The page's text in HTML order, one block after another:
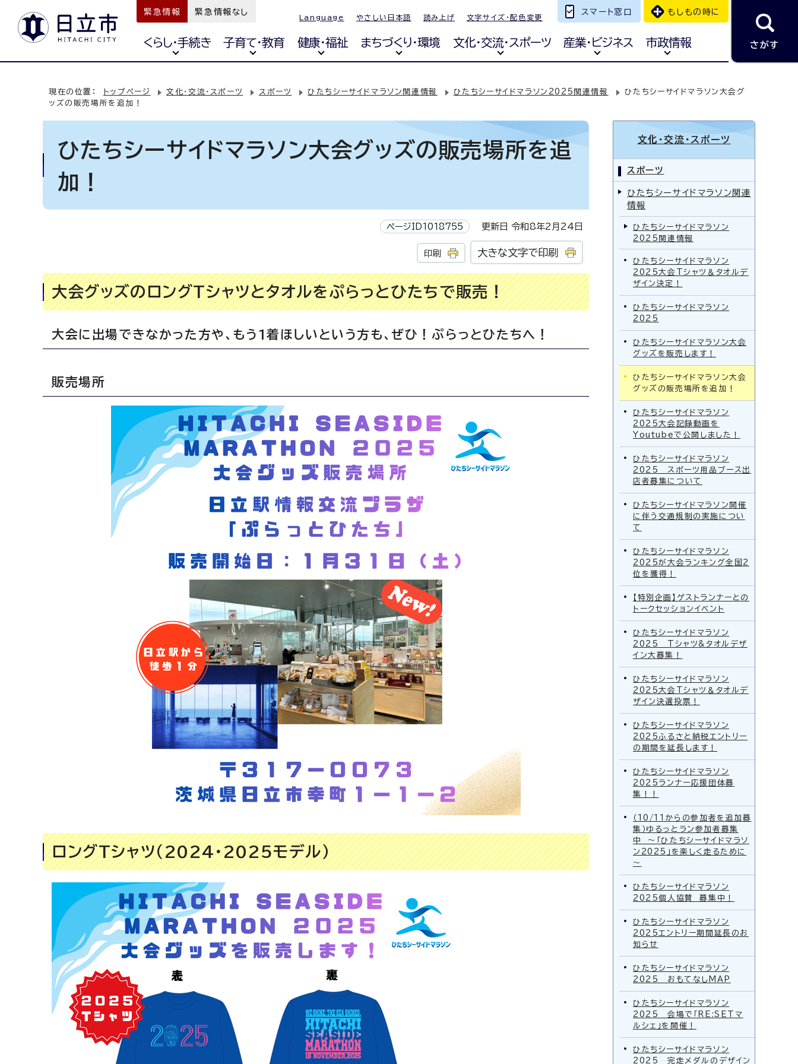
緊急情報 緊急情報なし
Language やさしい日本語 読み上げ 文字サイズ・配色変更
スマート窓口 もしもの時に
くらし・手続き 子育て・教育 健康・福祉 まちづくり・環境 文化・交流・スポーツ 産業・ビジネス 市政情報 さがす
現在の位置： トップページ 文化・交流・スポーツ スポーツ ひたちシーサイドマラソン関連情報 ひたちシーサイドマラソン2025関連情報
ひたちシーサイドマラソン大会グ
ッズの販売場所を追加！
ひたちシーサイドマラソン大会グッズの販売場所を追
加！
ページID1018755 更新日 令和8年2月24日
印刷 大きな文字で印刷
大会グッズのロングTシャツとタオルをぷらっとひたちで販売！
大会に出場できなかった方や、もう1着ほしいという方も、ぜひ！ぷらっとひたちへ！
販売場所
ロングTシャツ（2024・2025モデル）
文化・交流・スポーツ
スポーツ
ひたちシーサイドマラソン関連
情報
ひたちシーサイドマラソン
2025関連情報
ひたちシーサイドマラソン
2025大会Tシャツ＆タオルデ
ザイン決定！
ひたちシーサイドマラソン
2025
ひたちシーサイドマラソン大会
グッズを販売します！
ひたちシーサイドマラソン大会
グッズの販売場所を追加！
ひたちシーサイドマラソン
2025大会記録動画を
Youtubeで公開しました！
ひたちシーサイドマラソン
2025 スポーツ用品ブース出
店者募集について
ひたちシーサイドマラソン開催
に伴う交通規制の実施につい
て
ひたちシーサイドマラソン
2025が大会ランキング全国2
位を獲得！
【特別企画】ゲストランナーとの
トークセッションイベント
ひたちシーサイドマラソン
2025 Tシャツ&タオルデザ
イン大募集！
ひたちシーサイドマラソン
2025大会Tシャツ＆タオルデ
ザイン決選投票！
ひたちシーサイドマラソン
2025ふるさと納税エントリー
の期間を延長します！
ひたちシーサイドマラソン
2025ランナー応援団体募
集！！
（10/11からの参加者を追加募
集）ゆるっとラン参加者募集
中 ～「ひたちシーサイドマラソ
ン2025」を楽しく走るために
～
ひたちシーサイドマラソン
2025個人協賛 募集中！
ひたちシーサイドマラソン
2025エントリー期間延長のお
知らせ
ひたちシーサイドマラソン
2025 おもてなしMAP
ひたちシーサイドマラソン
2025 会場で「RE:SETマ
ルシェ」を開催！
ひたちシーサイドマラソン
2025 完走メダルのデザイン